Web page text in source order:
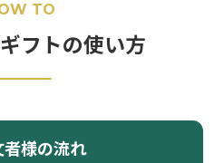
TO
フトの使い方
者様の流れ